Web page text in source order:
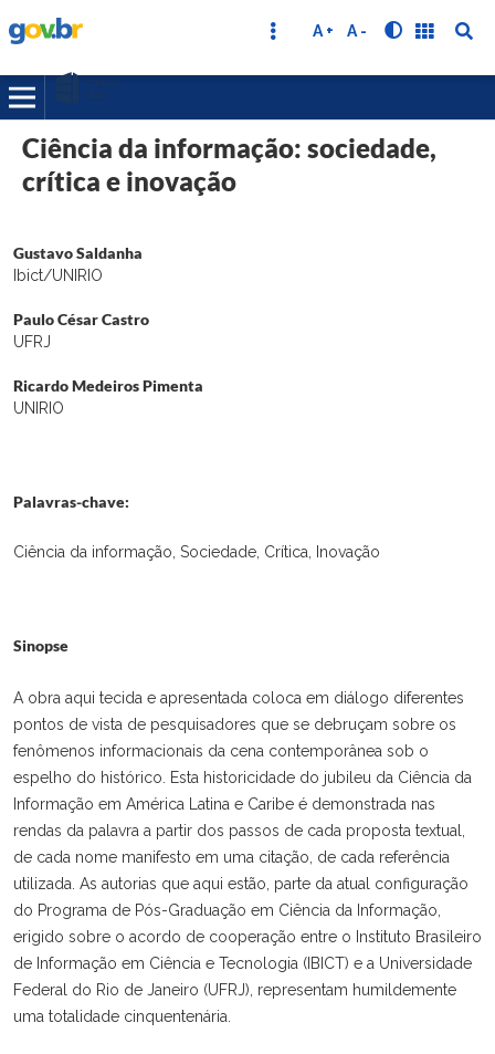
A + A -
Ciência da informação: sociedade,
crítica e inovação
Gustavo Saldanha
Ibict/UNIRIO
Paulo César Castro
UFRJ
Ricardo Medeiros Pimenta
UNIRIO
Palavras-chave:
Ciência da informação, Sociedade, Crítica, Inovação
Sinopse
A obra aqui tecida e apresentada coloca em diálogo diferentes
pontos de vista de pesquisadores que se debruçam sobre os
fenômenos informacionais da cena contemporânea sob o
espelho do histórico. Esta historicidade do jubileu da Ciência da
Informação em América Latina e Caribe é demonstrada nas
rendas da palavra a partir dos passos de cada proposta textual,
de cada nome manifesto em uma citação, de cada referência
utilizada. As autorias que aqui estão, parte da atual configuração
do Programa de Pós-Graduação em Ciência da Informação,
erigido sobre o acordo de cooperação entre o Instituto Brasileiro
de Informação em Ciência e Tecnologia (IBICT) e a Universidade
Federal do Rio de Janeiro (UFRJ), representam humildemente
uma totalidade cinquentenária.